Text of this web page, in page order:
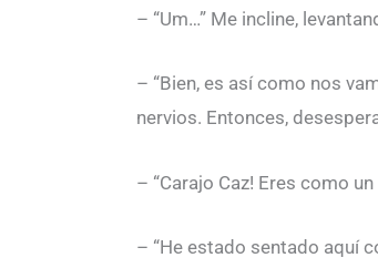
– “Um…” Me incline,
– “Bien, es así como nos
nervios. Entonces,
– “Carajo Caz! Eres como un
– “He estado sentado aquí